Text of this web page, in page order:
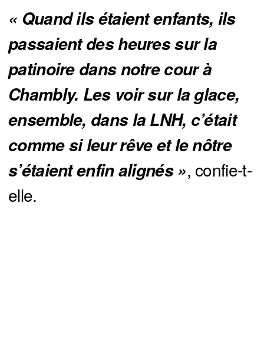
« Quand ils étaient enfants, ils
passaient des heures sur la
patinoire dans notre cour à
Chambly. Les voir sur la glace,
ensemble, dans la LNH, c’était
comme si leur rêve et le nôtre
s’étaient enfin alignés », confie-t-
elle.